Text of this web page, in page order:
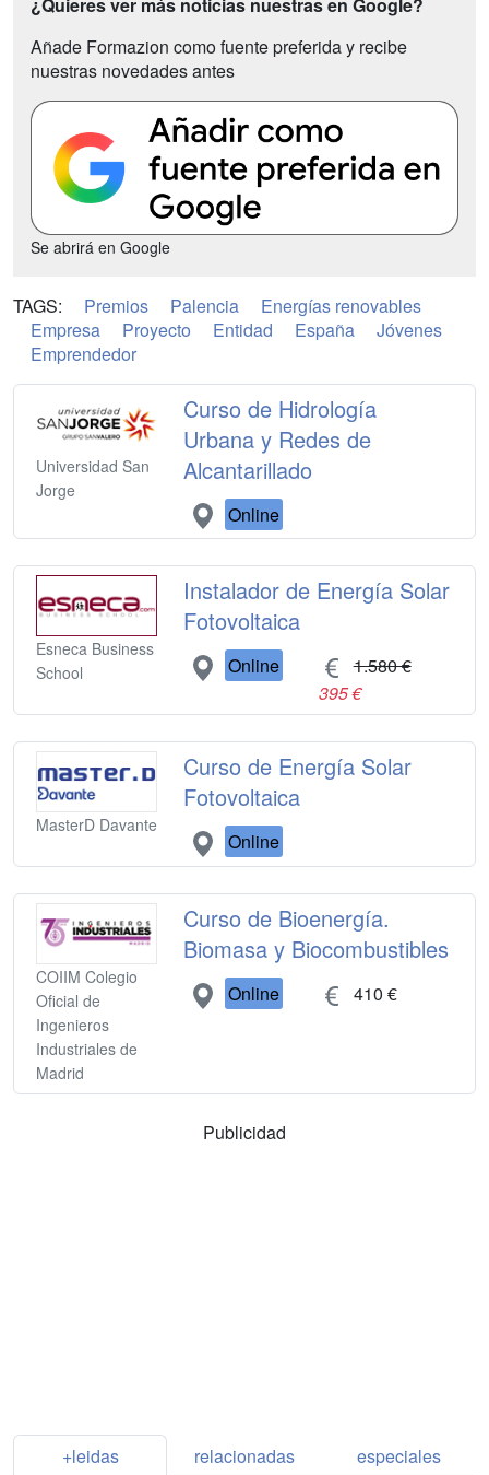
Añade Formazion como fuente preferida y recibe
nuestras novedades antes
Se abrirá en Google
TAGS: Premios Palencia
Energías renovables
Empresa
Proyecto Entidad España
Jóvenes
Emprendedor
Universidad San
Jorge
Curso de Hidrología
Urbana y Redes de
Alcantarillado
Online
Esneca Business
School
Instalador de Energía Solar
Fotovoltaica
Online
1.580 €
395 €
MasterD Davante
Curso de Energía Solar
Fotovoltaica
Online
COIIM Colegio
Oficial de
Ingenieros
Industriales de
Madrid
Curso de Bioenergía.
Biomasa y Biocombustibles
Online 410 €
Publicidad
+leidas relacionadas
especiales